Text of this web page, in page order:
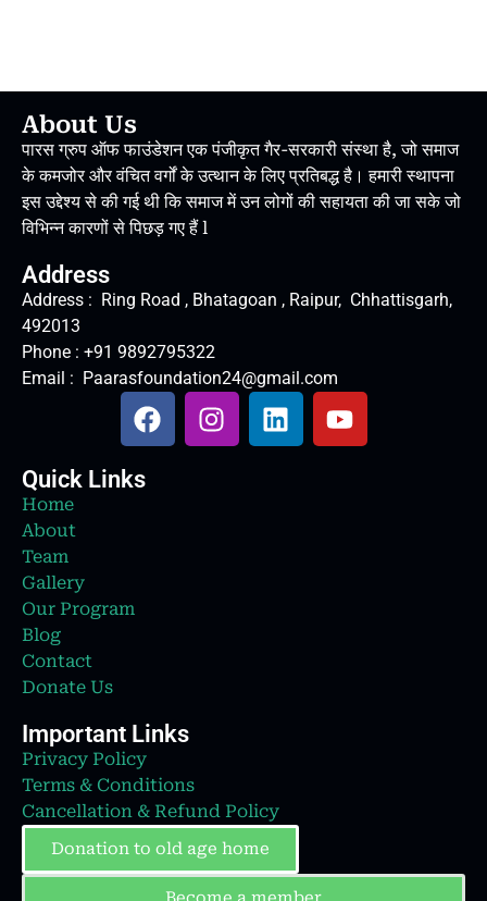
About Us
पारस ग्रुप ऑफ फाउंडेशन एक पंजीकृत गैर-सरकारी संस्था है, जो समाज
के कमजोर और वंचित वर्गों के उत्थान के लिए प्रतिबद्ध है। हमारी स्थापना
इस उद्देश्य से की गई थी कि समाज में उन लोगों की सहायता की जा सके जो
विभिन्न कारणों से पिछड़ गए हैं l
Address
Address : Ring Road , Bhatagoan , Raipur, Chhattisgarh,
492013
Phone : +91 9892795322
Email : Paarasfoundation24@gmail.com
Quick Links
Home
About
Team
Gallery
Our Program
Blog
Contact
Donate Us
Important Links
Privacy Policy
Terms & Conditions
Cancellation & Refund Policy
Donation to old age home